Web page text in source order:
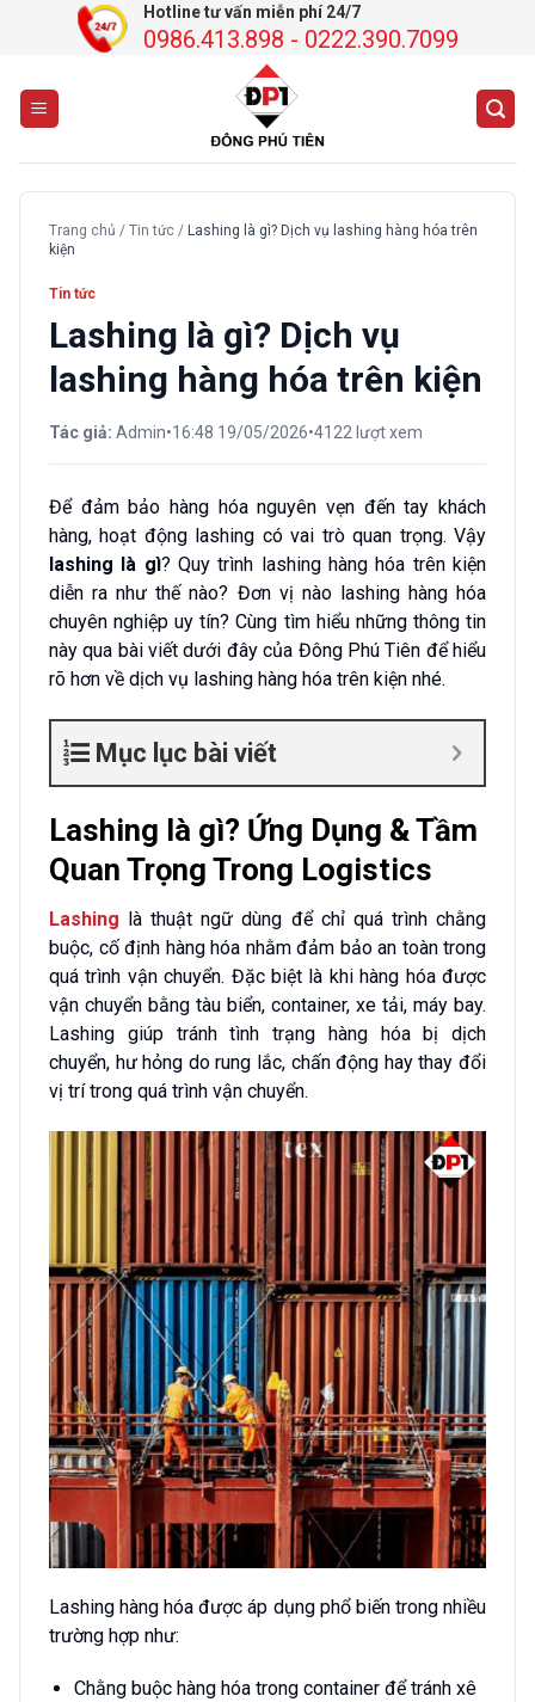
dung
Hotline tư vấn miễn phí 24/7
0986.413.898 - 0222.390.7099
Trang chủ / Tin tức / Lashing là gì? Dịch vụ lashing hàng hóa trên
kiện
Tin tức
Lashing là gì? Dịch vụ
lashing hàng hóa trên kiện
Tác giả: Admin•16:48 19/05/2026•4122 lượt xem
Để đảm bảo hàng hóa nguyên vẹn đến tay khách
hàng, hoạt động lashing có vai trò quan trọng. Vậy
lashing là gì? Quy trình lashing hàng hóa trên kiện
diễn ra như thế nào? Đơn vị nào lashing hàng hóa
chuyên nghiệp uy tín? Cùng tìm hiểu những thông tin
này qua bài viết dưới đây của Đông Phú Tiên để hiểu
rõ hơn về dịch vụ lashing hàng hóa trên kiện nhé.
Mục lục bài viết
Lashing là gì? Ứng Dụng & Tầm
Quan Trọng Trong Logistics
Lashing là thuật ngữ dùng để chỉ quá trình chằng
buộc, cố định hàng hóa nhằm đảm bảo an toàn trong
quá trình vận chuyển. Đặc biệt là khi hàng hóa được
vận chuyển bằng tàu biển, container, xe tải, máy bay.
Lashing giúp tránh tình trạng hàng hóa bị dịch
chuyển, hư hỏng do rung lắc, chấn động hay thay đổi
vị trí trong quá trình vận chuyển.
Lashing hàng hóa được áp dụng phổ biến trong nhiều
trường hợp như:
Chằng buộc hàng hóa trong container để tránh xê